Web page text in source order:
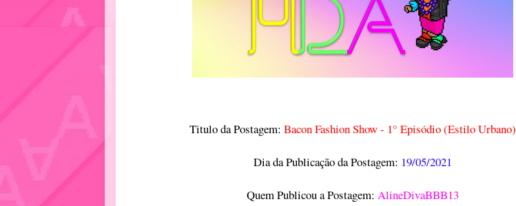
Titulo da Postagem: Bacon Fashion Show - 1° Episódio (Estilo Urbano)
Dia da Publicação da Postagem: 19/05/2021
Quem Publicou a Postagem: AlineDivaBBB13